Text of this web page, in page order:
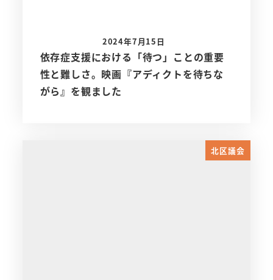
依存症支援における「待つ」ことの重要
性と難しさ。映画『アディクトを待ちな
がら』を観ました
2024年7月15日
北区議会